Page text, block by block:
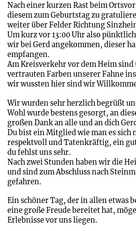
Nach einer kurzen Rast beim
diesem zum Geburtstag zu
weiter über Felder Richtung
Um kurz vor 13:00 Uhr also
wir bei Gerd angekommen, dieser
empfangen.
Am Kreisverkehr vor dem Heim sind
vertrauten Farben unserer Fahne
wir wussten hier sind wir
Wir wurden sehr herzlich begrüßt
Wohl wurde bestens gesorgt, an
großen Dank an alle und an dich
Du bist ein Mitglied wie man es sich
respektvoll und Tatenkräftig, ein
du fehlst uns sehr.
Nach zwei Stunden haben wir die
und sind zum Abschluss nach
gefahren.
Ein schöner Tag, der in allen etwas
eine große Freude bereitet hat,
Erlebnisse vor uns liegen.